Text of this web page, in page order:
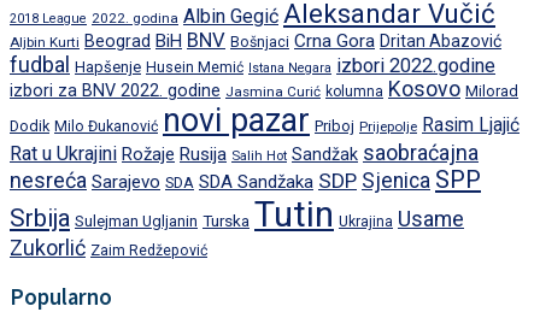
2018 League 2022. godina Albin Gegić Aleksandar Vučić
Aljbin Kurti Beograd BiH BNV Bošnjaci Crna Gora Dritan Abazović
fudbal Hapšenje Husein Memić Istana Negara izbori 2022.godine
izbori za BNV 2022. godine Jasmina Curić kolumna Kosovo Milorad
Dodik Milo Đukanović novi pazar Priboj Prijepolje Rasim Ljajić
Rat u Ukrajini Rožaje Rusija Salih Hot Sandžak saobraćajna
nesreća Sarajevo SDA SDA Sandžaka SDP Sjenica SPP
Srbija Sulejman Ugljanin Turska Tutin Ukrajina Usame
Zukorlić Zaim Redžepović
Popularno